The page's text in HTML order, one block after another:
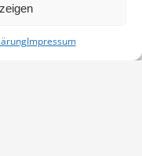
Impressum